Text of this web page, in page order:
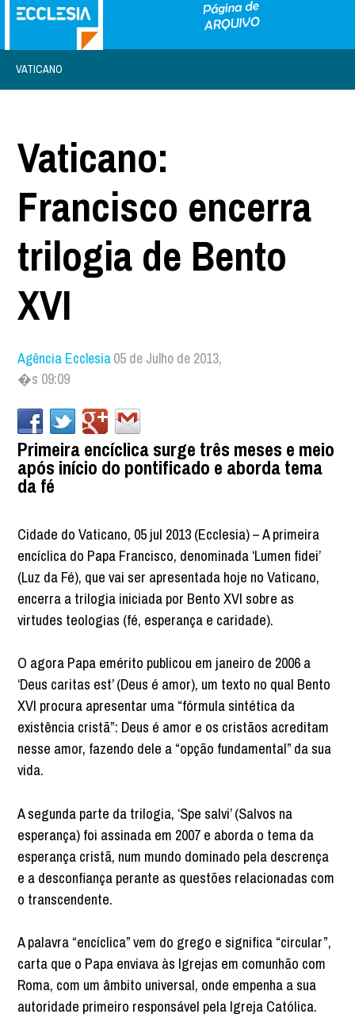
VATICANO
Vaticano:
Francisco encerra
trilogia de Bento
XVI
Agência Ecclesia05 de Julho de 2013,
�s 09:09
Primeira encíclica surge três meses e meio
após início do pontificado e aborda tema
da fé
Cidade do Vaticano, 05 jul 2013 (Ecclesia) – A primeira
encíclica do Papa Francisco, denominada ‘Lumen fidei’
(Luz da Fé), que vai ser apresentada hoje no Vaticano,
encerra a trilogia iniciada por Bento XVI sobre as
virtudes teologias (fé, esperança e caridade).
O agora Papa emérito publicou em janeiro de 2006 a
‘Deus caritas est’ (Deus é amor), um texto no qual Bento
XVI procura apresentar uma “fórmula sintética da
existência cristã”: Deus é amor e os cristãos acreditam
nesse amor, fazendo dele a “opção fundamental” da sua
vida.
A segunda parte da trilogia, ‘Spe salvi’ (Salvos na
esperança) foi assinada em 2007 e aborda o tema da
esperança cristã, num mundo dominado pela descrença
e a desconfiança perante as questões relacionadas com
o transcendente.
A palavra “encíclica” vem do grego e significa “circular”,
carta que o Papa enviava às Igrejas em comunhão com
Roma, com um âmbito universal, onde empenha a sua
autoridade primeiro responsável pela Igreja Católica.